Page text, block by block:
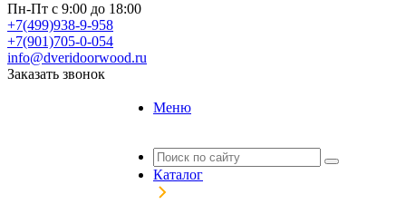
Пн-Пт с 9:00 до 18:00
+7(499)938-9-958
+7(901)705-0-054
info@dveridoorwood.ru
Заказать звонок
Меню
Каталог